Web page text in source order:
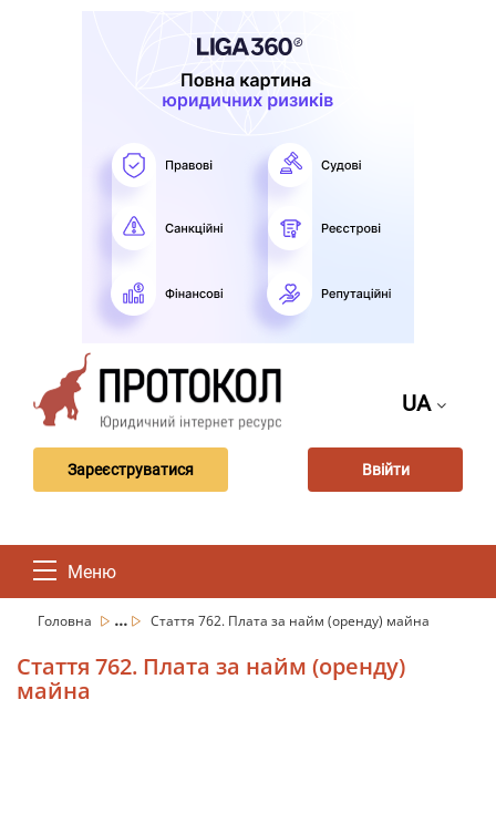
UA
Зареєструватися Ввійти
Меню
Головна ... Стаття 762. Плата за найм (оренду) майна
Стаття 762. Плата за найм (оренду)
майна